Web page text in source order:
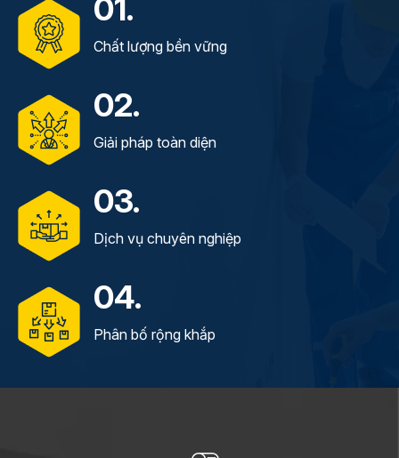
01.
Chất lượng bền vững
02.
Giải pháp toàn diện
03.
Dịch vụ chuyên nghiệp
04.
Phân bố rộng khắp